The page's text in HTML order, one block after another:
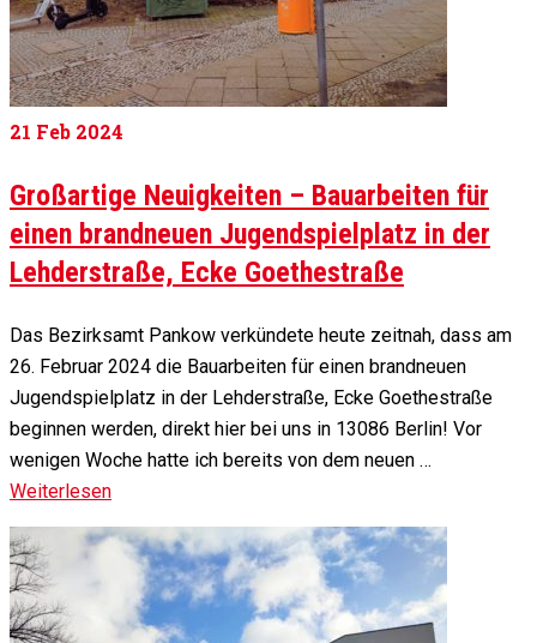
21 Feb 2024
Großartige Neuigkeiten – Bauarbeiten für
einen brandneuen Jugendspielplatz in der
Lehderstraße, Ecke Goethestraße
Das Bezirksamt Pankow verkündete heute zeitnah, dass am
26. Februar 2024 die Bauarbeiten für einen brandneuen
Jugendspielplatz in der Lehderstraße, Ecke Goethestraße
beginnen werden, direkt hier bei uns in 13086 Berlin! Vor
wenigen Woche hatte ich bereits von dem neuen …
Weiterlesen